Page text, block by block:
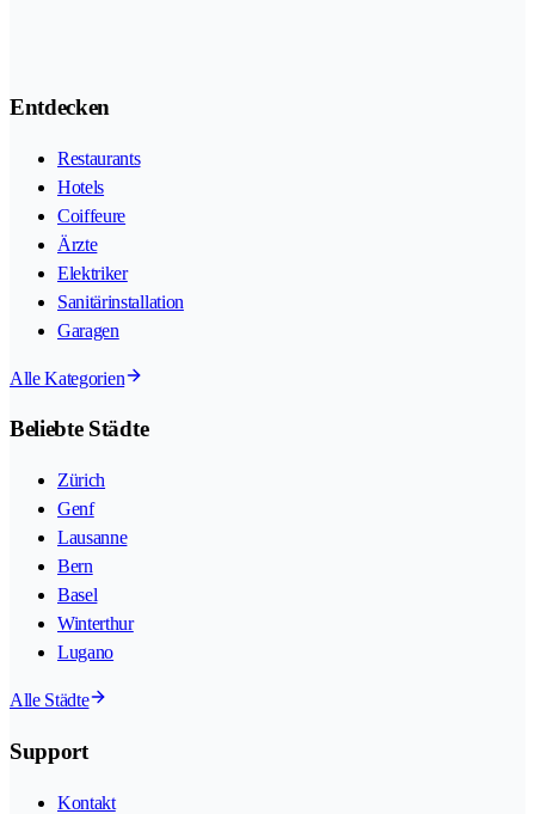
Entdecken
Restaurants
Hotels
Coiffeure
Ärzte
Elektriker
Sanitärinstallation
Garagen
Alle Kategorien
Beliebte Städte
Zürich
Genf
Lausanne
Bern
Basel
Winterthur
Lugano
Alle Städte
Support
Kontakt